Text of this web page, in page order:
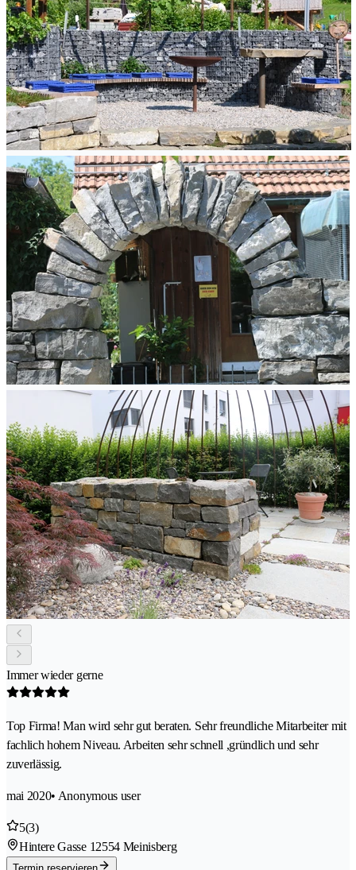
Immer wieder gerne
Top Firma! Man wird sehr gut beraten. Sehr freundliche Mitarbeiter mit
fachlich hohem Niveau. Arbeiten sehr schnell ,gründlich und sehr
zuverlässig.
mai 2020• Anonymous user
5(3)
Hintere Gasse 12554 Meinisberg